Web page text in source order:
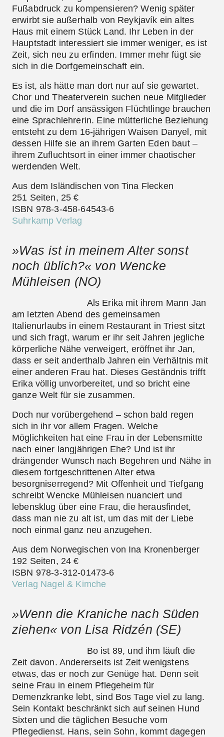
Fußabdruck zu kompensieren? Wenig später
erwirbt sie außerhalb von Reykjavík ein altes
Haus mit einem Stück Land. Ihr Leben in der
Hauptstadt interessiert sie immer weniger, es ist
Zeit, sich neu zu erfinden. Immer mehr fügt sie
sich in die Dorfgemeinschaft ein.
Es ist, als hätte man dort nur auf sie gewartet.
Chor und Theaterverein suchen neue Mitglieder
und die im Dorf ansässigen Flüchtlinge brauchen
eine Sprachlehrerin. Eine mütterliche Beziehung
entsteht zu dem 16-jährigen Waisen Danyel, mit
dessen Hilfe sie an ihrem Garten Eden baut –
ihrem Zufluchtsort in einer immer chaotischer
werdenden Welt.
Aus dem Isländischen von Tina Flecken
251 Seiten, 25 €
ISBN 978-3-458-64543-6
Suhrkamp Verlag
»Was ist in meinem Alter sonst
noch üblich?« von Wencke
Mühleisen (NO)
Als Erika mit ihrem Mann Jan
am letzten Abend des gemeinsamen
Italienurlaubs in einem Restaurant in Triest sitzt
und sich fragt, warum er ihr seit Jahren jegliche
körperliche Nähe verweigert, eröffnet ihr Jan,
dass er seit anderthalb Jahren ein Verhältnis mit
einer anderen Frau hat. Dieses Geständnis trifft
Erika völlig unvorbereitet, und so bricht eine
ganze Welt für sie zusammen.
Doch nur vorübergehend – schon bald regen
sich in ihr vor allem Fragen. Welche
Möglichkeiten hat eine Frau in der Lebensmitte
nach einer langjährigen Ehe? Und ist ihr
drängender Wunsch nach Begehren und Nähe in
diesem fortgeschrittenen Alter etwa
besorgniserregend? Mit Offenheit und Tiefgang
schreibt Wencke Mühleisen nuanciert und
lebensklug über eine Frau, die herausfindet,
dass man nie zu alt ist, um das mit der Liebe
noch einmal ganz neu anzugehen.
Aus dem Norwegischen von Ina Kronenberger
192 Seiten, 24 €
ISBN 978-3-312-01473-6
Verlag Nagel & Kimche
»Wenn die Kraniche nach Süden
ziehen« von Lisa Ridzén (SE)
Bo ist 89, und ihm läuft die
Zeit davon. Andererseits ist Zeit wenigstens
etwas, das er noch zur Genüge hat. Denn seit
seine Frau in einem Pflegeheim für
Demenzkranke lebt, sind Bos Tage viel zu lang.
Sein Kontakt beschränkt sich auf seinen Hund
Sixten und die täglichen Besuche vom
Pflegedienst. Hans, sein Sohn, kommt dagegen